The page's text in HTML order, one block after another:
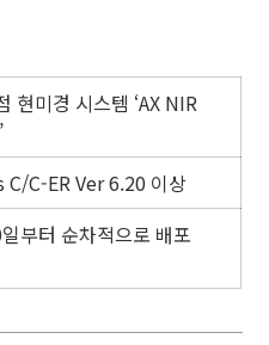
현미경 시스템 ‘AX NIR
C-ER Ver 6.20 이상
부터 순차적으로 배포